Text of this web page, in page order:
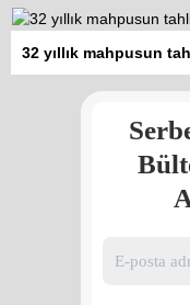
32 yıllık mahpusun